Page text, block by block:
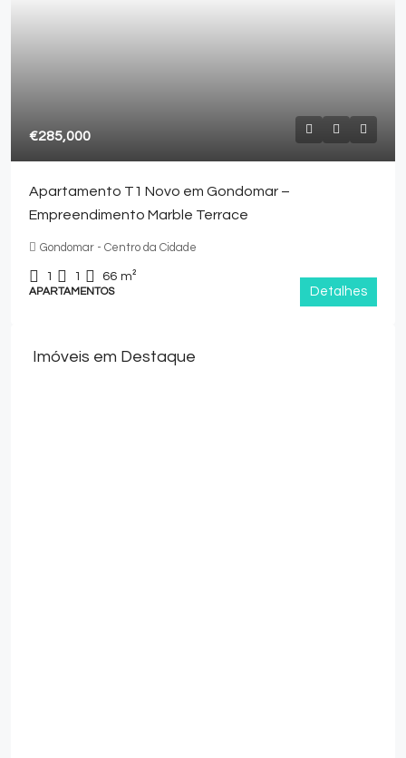
€285,000
Apartamento T1 Novo em Gondomar –
Empreendimento Marble Terrace
Gondomar - Centro da Cidade
1 1 66 m²
APARTAMENTOS Detalhes
Imóveis em Destaque